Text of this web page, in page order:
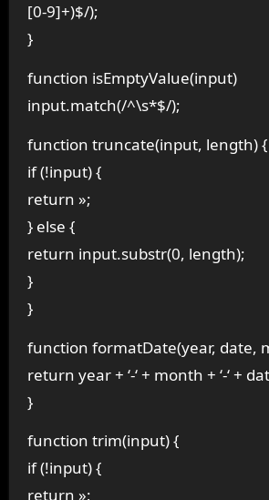
[0-9]+)$/);
}
function isEmptyValue(input)
input.match(/^\s*$/);
function truncate(input, length) {
if (!input) {
return »;
} else {
return input.substr(0, length);
}
}
function formatDate(year, date,
return year + ‘-‘ + month + ‘-‘ +
}
function trim(input) {
if (!input) {
return »;